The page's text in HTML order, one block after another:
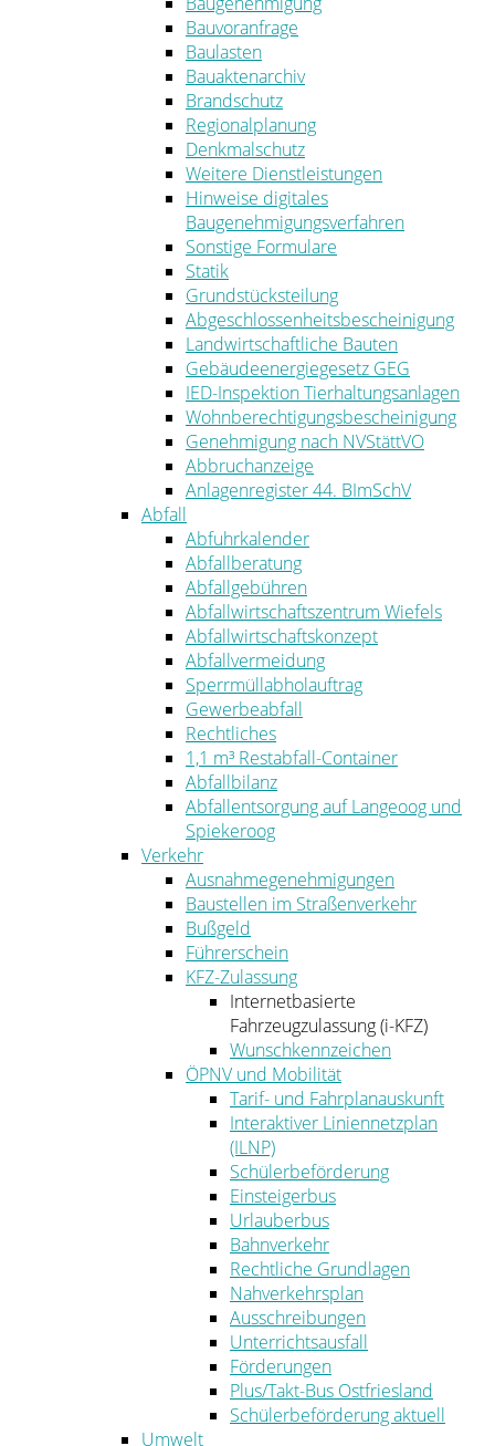
Bauvoranfrage
Baulasten
Bauaktenarchiv
Brandschutz
Regionalplanung
Denkmalschutz
Weitere Dienstleistungen
Hinweise digitales
Baugenehmigungsverfahren
Sonstige Formulare
Statik
Grundstücksteilung
Abgeschlossenheitsbescheinigung
Landwirtschaftliche Bauten
Gebäudeenergiegesetz GEG
IED-Inspektion Tierhaltungsanlagen
Wohnberechtigungsbescheinigung
Genehmigung nach NVStättVO
Abbruchanzeige
Anlagenregister 44. BImSchV
Abfall
Abfuhrkalender
Abfallberatung
Abfallgebühren
Abfallwirtschaftszentrum Wiefels
Abfallwirtschaftskonzept
Abfallvermeidung
Sperrmüllabholauftrag
Gewerbeabfall
Rechtliches
1,1 m³ Restabfall-Container
Abfallbilanz
Abfallentsorgung auf Langeoog und
Spiekeroog
Verkehr
Ausnahmegenehmigungen
Baustellen im Straßenverkehr
Bußgeld
Führerschein
KFZ-Zulassung
Internetbasierte
Fahrzeugzulassung (i-KFZ)
Wunschkennzeichen
ÖPNV und Mobilität
Tarif- und Fahrplanauskunft
Interaktiver Liniennetzplan
(ILNP)
Schülerbeförderung
Einsteigerbus
Urlauberbus
Bahnverkehr
Rechtliche Grundlagen
Nahverkehrsplan
Ausschreibungen
Unterrichtsausfall
Förderungen
Plus/Takt-Bus Ostfriesland
Schülerbeförderung aktuell
Umwelt